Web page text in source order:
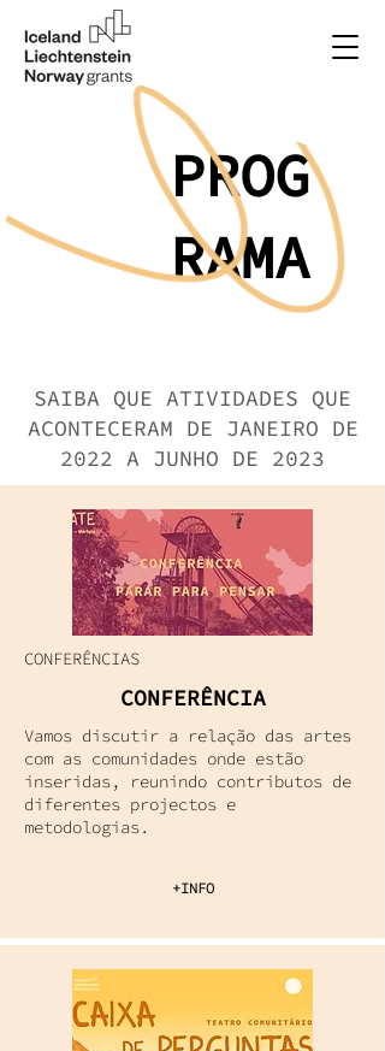
PROG
RAMA
SAIBA QUE ATIVIDADES QUE
ACONTECERAM DE JANEIRO DE
2022 A JUNHO DE 2023
CONFERÊNCIAS
CONFERÊNCIA
Vamos discutir a relação das artes
com as comunidades onde estão
inseridas, reunindo contributos de
diferentes projectos e
metodologias.
+INFO